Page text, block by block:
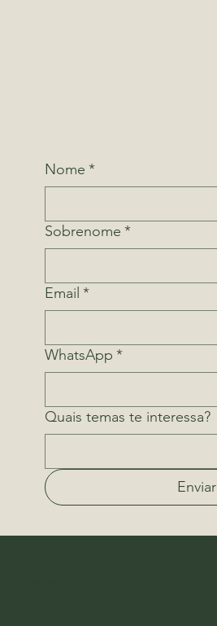
Nome *
Sobrenome *
Email *
WhatsApp *
Quais temas te interessa?
Enviar